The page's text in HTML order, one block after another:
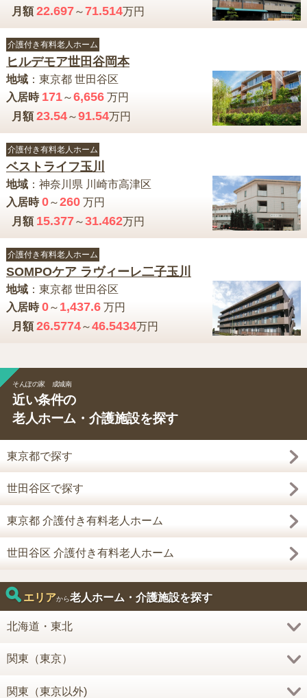
月額 22.697～71.514万円
介護付き有料老人ホーム
ヒルデモア世田谷岡本
地域： 東京都 世田谷区
入居時 171～6,656万円
月額 23.54～91.54万円
介護付き有料老人ホーム
ベストライフ玉川
地域： 神奈川県 川崎市高津区
入居時 0～260万円
月額 15.377～31.462万円
介護付き有料老人ホーム
SOMPOケア ラヴィーレ二子玉川
地域： 東京都 世田谷区
入居時 0～ 1,437.6万円
月額 26.5774～46.5434万円
そんぽの家 成城南
近い条件の
老人ホーム・介護施設を探す
東京都で探す
世田谷区で探す
東京都 介護付き有料老人ホーム
世田谷区 介護付き有料老人ホーム
エリアから老人ホーム・介護施設を探す
北海道・東北
関東（東京）
関東（東京以外)